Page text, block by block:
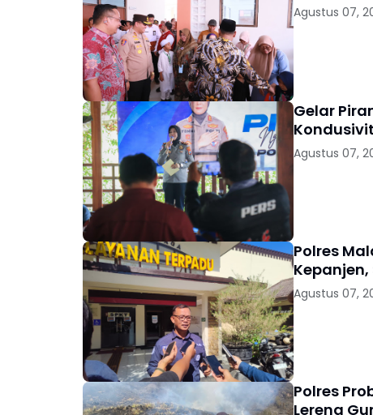
Agustus 07,
Gelar
Agustus 07,
Polres
Kepanjen,
Agustus 07,
Polres
Lereng